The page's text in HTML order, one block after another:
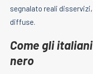
segnalato reali
diffuse.
Come gli
nero